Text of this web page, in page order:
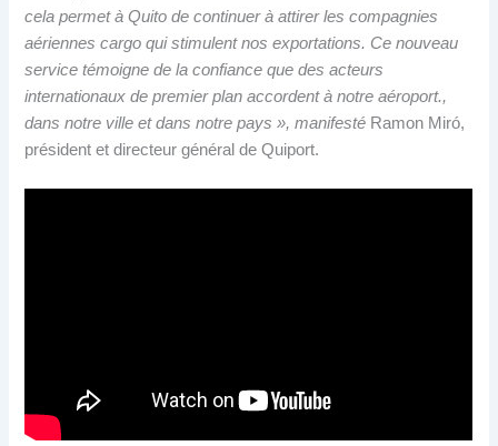
cela permet à Quito de continuer à attirer les compagnies
aériennes cargo qui stimulent nos exportations. Ce nouveau
service témoigne de la confiance que des acteurs
internationaux de premier plan accordent à notre aéroport.,
dans notre ville et dans notre pays », manifesté Ramon Miró,
président et directeur général de Quiport.